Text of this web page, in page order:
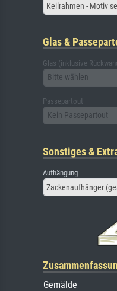
Keilrahmen - Motiv
Glas &
Glas (inklusive
Bitte wählen
Passepartout
Kein Passepartout
Sonstiges &
Aufhängung
Zackenaufhänger
Gemälde